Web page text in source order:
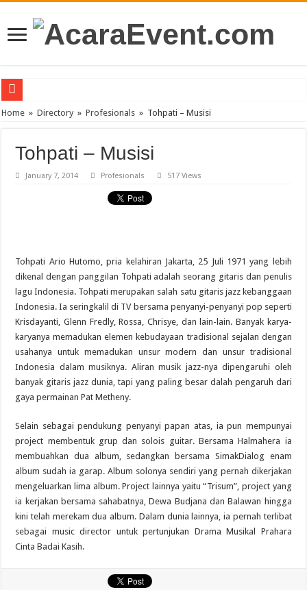
PT Teras Osong Indonesia Ramaikan Industri Kecantikan Korea di Indonesia
Gun N’ Roses Kembali Guncang Jakarta!
Posh Markt Vol. 3
Home » Directory » Profesionals » Tohpati – Musisi
Tohpati – Musisi
January 7, 2014 Profesionals 517 Views
Tohpati Ario Hutomo, pria kelahiran Jakarta, 25 Juli 1971 yang lebih
dikenal dengan panggilan Tohpati adalah seorang gitaris dan penulis
lagu Indonesia. Tohpati merupakan salah satu gitaris jazz kebanggaan
Indonesia. Ia seringkalil di TV bersama penyanyi-penyanyi pop seperti
Krisdayanti, Glenn Fredly, Rossa, Chrisye, dan lain-lain. Banyak karya-
karyanya memadukan elemen kebudayaan tradisional sejalan dengan
usahanya untuk memadukan unsur modern dan unsur tradisional
Indonesia dalam musiknya. Aliran musik jazz-nya dipengaruhi oleh
banyak gitaris jazz dunia, tapi yang paling besar dalah pengaruh dari
gaya permainan Pat Metheny.
Selain sebagai pendukung penyanyi papan atas, ia pun mempunyai
project membentuk grup dan solois guitar. Bersama Halmahera ia
membuahkan dua album, sedangkan bersama SimakDialog enam
album sudah ia garap. Album solonya sendiri yang pernah dikerjakan
mengeluarkan lima album. Project lainnya yaitu “Trisum”, project yang
ia kerjakan bersama sahabatnya, Dewa Budjana dan Balawan hingga
kini telah merekam dua album. Dalam dunia lainnya, ia pernah terlibat
sebagai music director untuk pertunjukan Drama Musikal Prahara
Cinta Badai Kasih.